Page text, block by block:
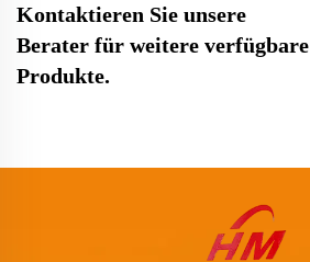
Kontaktieren Sie unsere
Berater für weitere verfügbare
Produkte.